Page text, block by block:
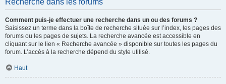
Recherche dans les forums
Comment puis-je effectuer une recherche dans un ou des forums ?
Saisissez un terme dans la boîte de recherche située sur l’index, les pages des
forums ou les pages de sujets. La recherche avancée est accessible en
cliquant sur le lien « Recherche avancée » disponible sur toutes les pages du
forum. L’accès à la recherche dépend du style utilisé.
Haut